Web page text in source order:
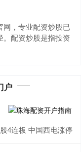
，专业配资炒股已
。配资炒股是指投资
23
资已成为投资者拓展
的有效途径。苏州股
户
4连板 中国西电涨停